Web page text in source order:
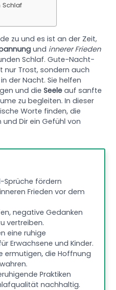
Schlaf
zu und es ist an der Zeit,
und innerer Frieden
Schlaf. Gute-Nacht-
nur Trost, sondern auch
der Nacht. Sie helfen
und dieSeele auf sanfte
zu begleiten. In dieser
Worte finden, die
Dir ein Gefühl von
fördern
Frieden vor dem
negative Gedanken
vertreiben.
eine ruhige
Erwachsene und Kinder.
ermutigen, die Hoffnung
Praktiken
nachhaltig.